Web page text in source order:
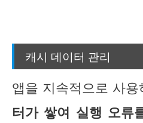
캐시 데이터 관리
앱을 지속적으로 사용
터가 쌓여 실행 오류